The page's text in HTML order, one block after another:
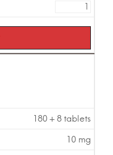
180 + 8 tablets
10 mg